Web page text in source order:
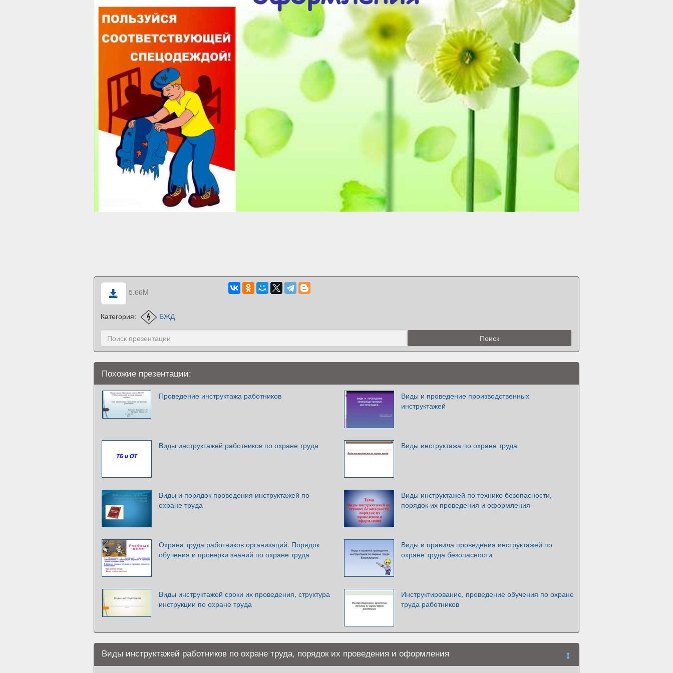
5.66M
Категория: БЖД
Похожие презентации:
Проведение инструктажа работников
Виды и проведение производственных
инструктажей
Виды инструктажей работников по охране труда Виды инструктажа по охране труда
Виды и порядок проведения инструктажей по
охране труда
Виды инструктажей по технике безопасности,
порядок их проведения и оформления
Охрана труда работников организаций. Порядок
обучения и проверки знаний по охране труда
Виды и правила проведения инструктажей по
охране труда безопасности
Виды инструктажей сроки их проведения, структура
инструкции по охране труда
Инструктирование, проведение обучения по охране
труда работников
Виды инструктажей работников по охране труда, порядок их проведения и оформления